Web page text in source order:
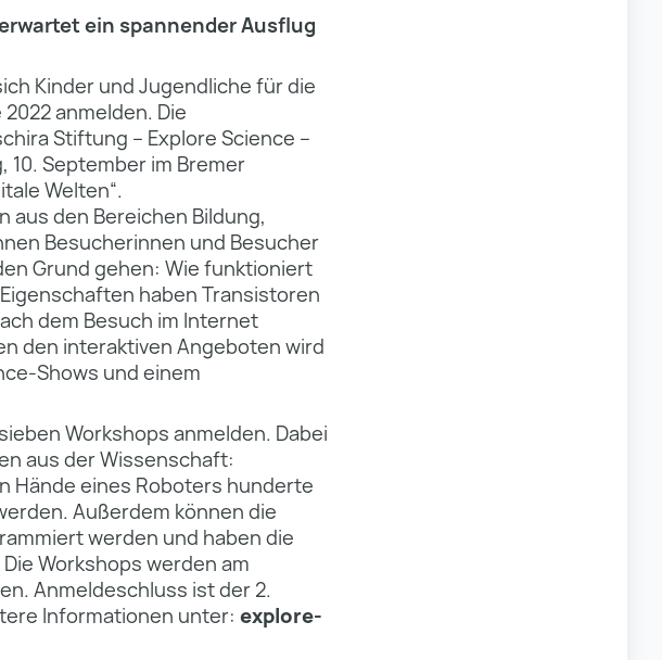
ein spannender Ausflug
Kinder und Jugendliche für die
anmelden. Die
Stiftung – Explore Science –
10. September im Bremer
Welten“.
den Bereichen Bildung,
Besucherinnen und Besucher
Grund gehen: Wie funktioniert
haben Transistoren
dem Besuch im Internet
den interaktiven Angeboten wird
Shows und einem
Workshops anmelden. Dabei
aus der Wissenschaft:
Hände eines Roboters hunderte
Außerdem können die
werden und haben die
Workshops werden am
Anmeldeschluss ist der 2.
Informationen unter: explore-